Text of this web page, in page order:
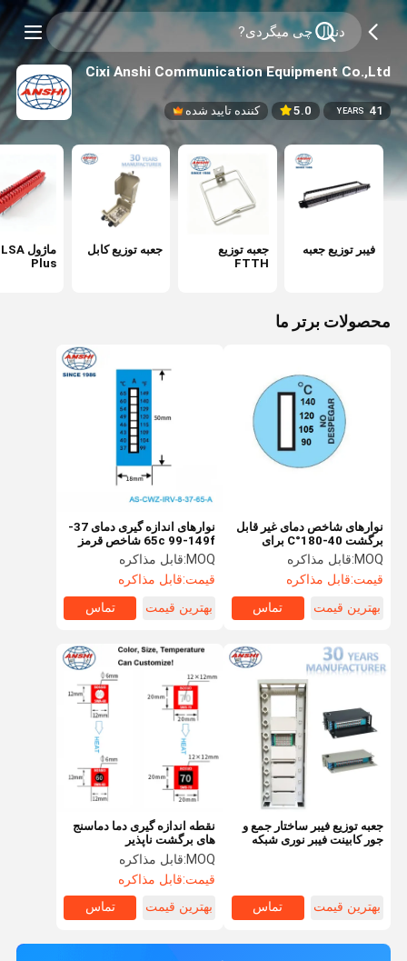
Cixi Anshi Communication Equipment Co.,Ltd
41
YEARS
5.0 کننده تایید شده
فیبر توزیع جعبه
جعبه توزیع
FTTH
جعبه توزیع کابل
ماژول LSA
Plus
محصولات برتر ما
نوارهای اندازه گیری دمای 37-
65c 99-149f شاخص قرمز
سریع
MOQ: قابل مذاکره
قیمت:قابل مذاکره
بهترین قیمت
تماس
نوارهای شاخص دمای غیر قابل
برگشت 40-180°C برای
نظارت بر موتور
MOQ: قابل مذاکره
قیمت:قابل مذاکره
بهترین قیمت
تماس
نقطه اندازه گیری دما دماسنج
های برگشت ناپذیر
MOQ: قابل مذاکره
قیمت:قابل مذاکره
بهترین قیمت
تماس
جعبه توزیع فیبر ساختار جمع و
جور کابینت فیبر نوری شبکه
بهترین قیمت تماس